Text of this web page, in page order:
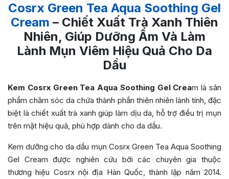
Cosrx Green Tea Aqua Soothing Gel
Cream – Chiết Xuất Trà Xanh Thiên
Nhiên, Giúp Dưỡng Ẩm Và Làm
Lành Mụn Viêm Hiệu Quả Cho Da
Dầu
Kem Cosrx Green Tea Aqua Soothing Gel Cream là sản
phẩm chăm sóc da chứa thành phần thiên nhiên lành tính, đặc
biệt là chiết xuất trà xanh giúp làm dịu da, hỗ trợ điều trị mụn
trên mặt hiệu quả, phù hợp dành cho da dầu.
Kem dưỡng cho da dầu mụn Cosrx Green Tea Aqua Soothing
Gel Cream được nghiên cứu bởi các chuyên gia thuộc
thương hiệu Cosrx nội địa Hàn Quốc, thành lập năm 2014.